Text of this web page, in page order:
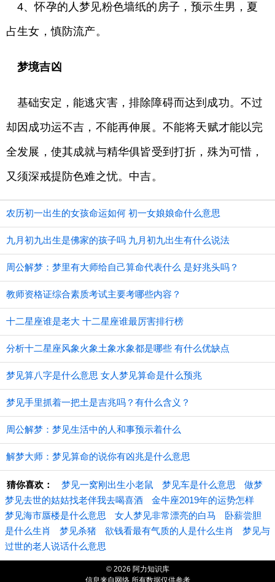
4、怀孕的人梦见粉色墙纸的房子，预示生男，夏
占生女，慎防流产。
梦境吉凶
基础安定，能逃灾害，排除障碍而达到成功。不过
却因成功运不吉，不能再伸展。不能将天赋才能以完
全发展，使其成就与精华俱皆受到打折，殊为可惜，
又须深戒提防色难之忧。中吉。
农历初一出生的女孩命运如何 初一女娘娘命什么意思
九月初九出生是佛家的孩子吗 九月初九出生有什么说法
周公解梦：梦里有大师给自己算命代表什么 是好兆头吗？
教师资格证综合素质考试主要考哪些内容？
十二星座谁是老大 十二星座谁最厉害排行榜
分析十二星座风象火象土象水象都是哪些 有什么优缺点
梦见算八字是什么意思 女人梦见算命是什么预兆
梦见手里抓着一把土是吉兆吗？有什么含义？
周公解梦：梦见生活中的人和事预示着什么
解梦大师：梦见算命的说你有凶兆是什么意思
猜你喜欢： 梦见一窝刚出生小老鼠 梦见车是什么意思
做梦
梦见去世的姑姑找老伴我去喝喜酒
金牛座2019年的运势怎样
梦见海市蜃楼是什么意思
女人梦见非常漂亮的白马
卧薪尝胆
是什么生肖
梦见杀猪 欲钱看最有气质的人是什么生肖
梦见与
过世的老人说话什么意思
© 2026 阿力知识库
信息来自网络 所有数据仅供参考